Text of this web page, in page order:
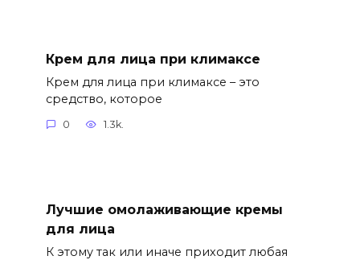
Крем для лица при климаксе
Крем для лица при климаксе – это
средство, которое
0 1.3k.
Лучшие омолаживающие кремы
для лица
К этому так или иначе приходит любая